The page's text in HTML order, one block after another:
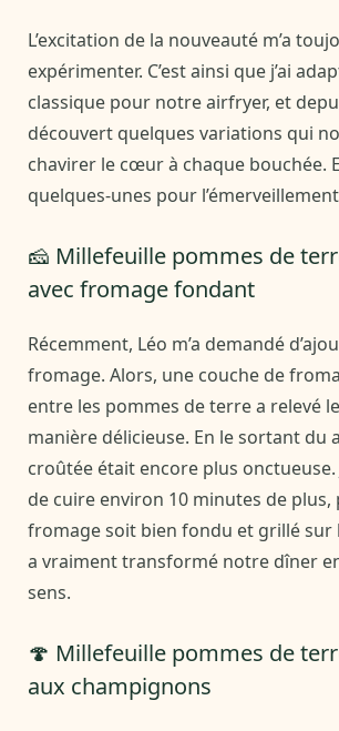
L’excitation de la nouveauté m’a
expérimenter. C’est ainsi que j’ai
classique pour notre airfryer, et
découvert quelques variations qui
chavirer le cœur à chaque bouchée.
quelques-unes pour
🧀 Millefeuille pommes de
avec fromage fondant
Récemment, Léo m’a demandé
fromage. Alors, une couche de
entre les pommes de terre a relevé
manière délicieuse. En le sortant du
croûtée était encore plus onctueuse.
de cuire environ 10 minutes de plus,
fromage soit bien fondu et grillé sur
a vraiment transformé notre dîner
sens.
🍄 Millefeuille pommes de
aux champignons